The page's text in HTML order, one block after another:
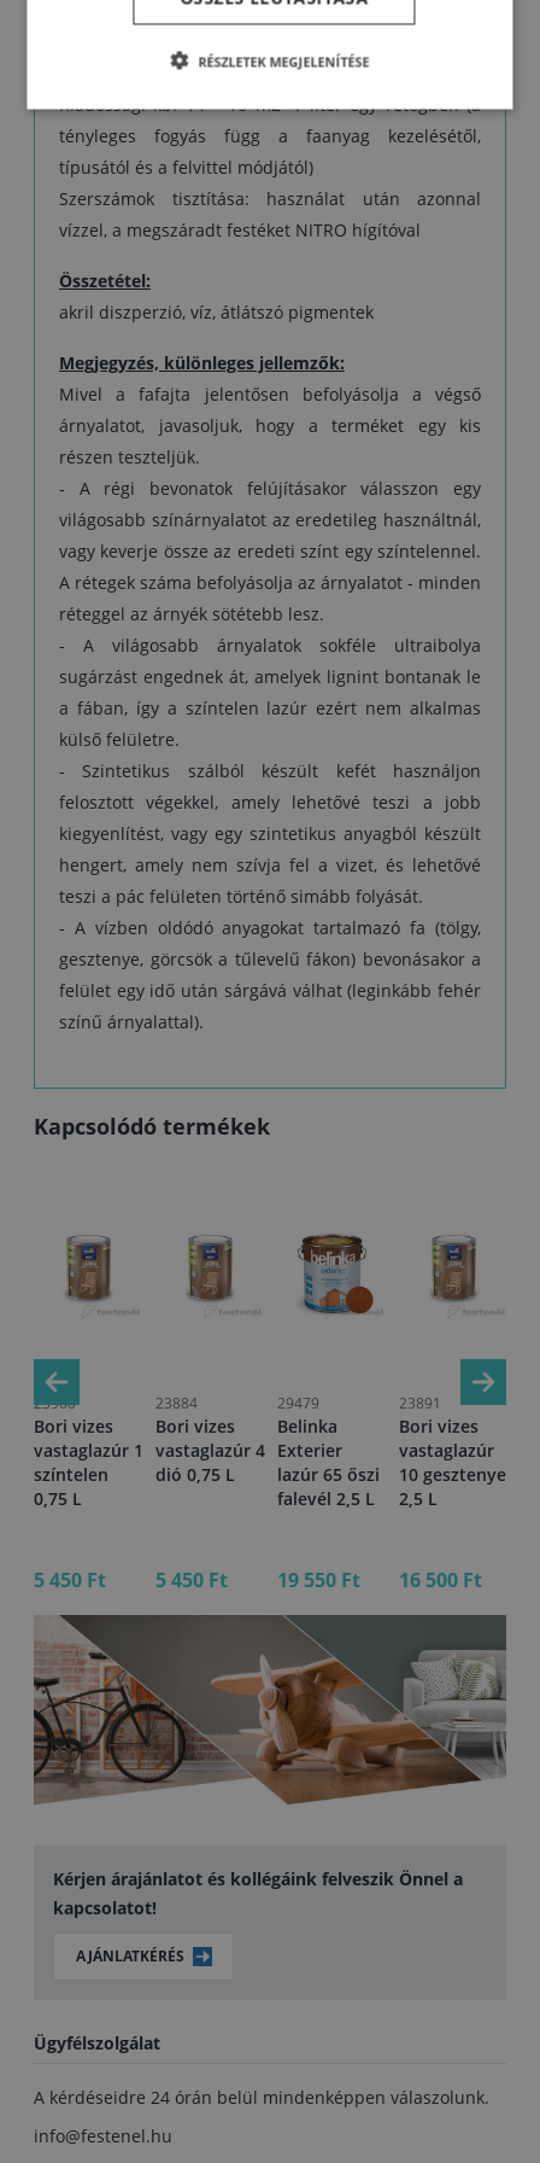
Száraz pormentes kb. 30 percen belül, érintésre
réteget kell felhordani.
Kiadósság: kb. 14 – 16 m2 / liter egy rétegben (a
tényleges fogyás függ a faanyag kezelésétől,
típusától és a felvittel módjától)
Szerszámok tisztítása: használat után azonnal
vízzel, a megszáradt festéket NITRO hígítóval
Összetétel:
akril diszperzió, víz, átlátszó pigmentek
Megjegyzés, különleges jellemzők:
Mivel a fafajta jelentősen befolyásolja a végső
árnyalatot, javasoljuk, hogy a terméket egy kis
részen teszteljük.
- A régi bevonatok felújításakor válasszon egy
világosabb színárnyalatot az eredetileg használtnál,
vagy keverje össze az eredeti színt egy színtelennel.
A rétegek száma befolyásolja az árnyalatot - minden
réteggel az árnyék sötétebb lesz.
- A világosabb árnyalatok sokféle ultraibolya
sugárzást engednek át, amelyek lignint bontanak le
a fában, így a színtelen lazúr ezért nem alkalmas
külső felületre.
- Szintetikus szálból készült kefét használjon
felosztott végekkel, amely lehetővé teszi a jobb
kiegyenlítést, vagy egy szintetikus anyagból készült
hengert, amely nem szívja fel a vizet, és lehetővé
teszi a pác felületen történő simább folyását.
- A vízben oldódó anyagokat tartalmazó fa (tölgy,
gesztenye, görcsök a tűlevelű fákon) bevonásakor a
felület egy idő után sárgává válhat (leginkább fehér
színű árnyalattal).
Kapcsolódó termékek
23900
Bori vizes
vastaglazúr 1
színtelen
0,75 L
5 450 Ft
23884
Bori vizes
vastaglazúr 4
dió 0,75 L
5 450 Ft
29479
Belinka
Exterier
lazúr 65 őszi
falevél 2,5 L
19 550 Ft
23891
Bori vizes
vastaglazúr
10 gesztenye
2,5 L
16 500 Ft
Kérjen árajánlatot és kollégáink felveszik Önnel a
kapcsolatot!
AJÁNLATKÉRÉS
Ügyfélszolgálat
A kérdéseidre 24 órán belül mindenképpen válaszolunk.
info@festenel.hu
RÉSZLETEK MEGJELENÍTÉSE